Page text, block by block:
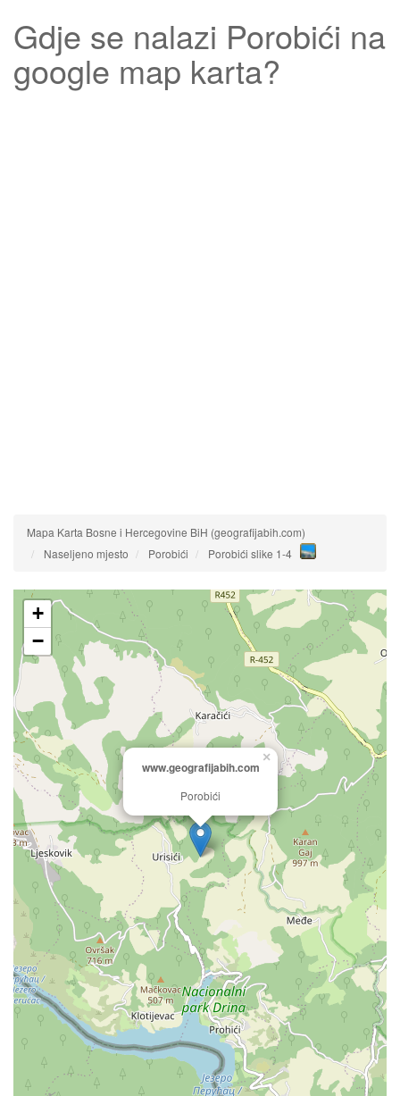
Gdje se nalazi Porobići na
google map karta?
Mapa Karta Bosne i Hercegovine BiH (geografijabih.com)
Naseljeno mjesto
Porobići Porobići slike 1-4
www.geografijabih.com
Porobići
×
+
−